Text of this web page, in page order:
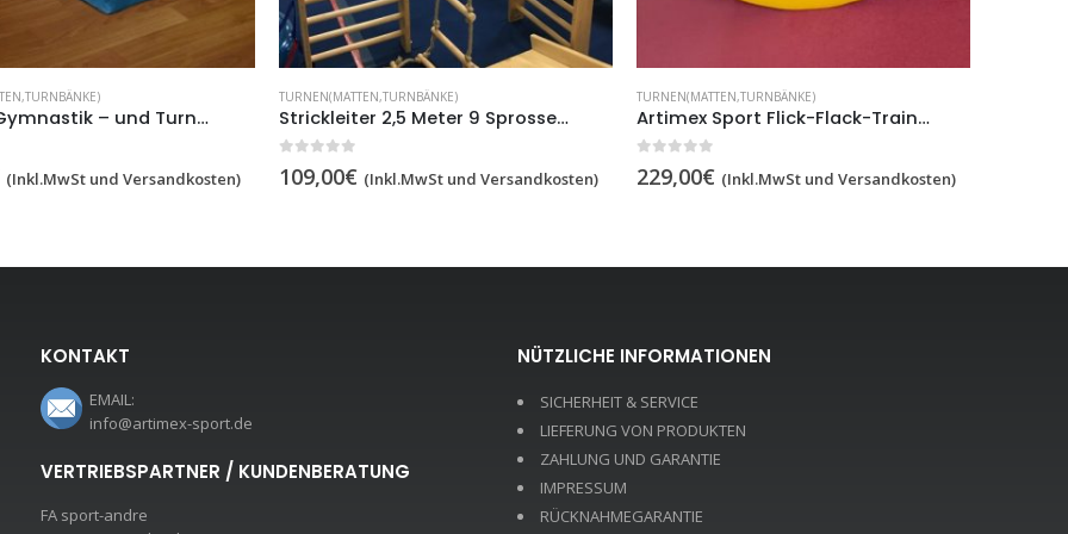
Weiche Gymnastik – und Turnmatte 5 cm ,2x1m, Artikelnummer 237
(Inkl.MwSt und Versandkosten)
TURNEN(MATTEN,TURNBÄNKE)
Strickleiter 2,5 Meter 9 Sprossen Kinder Schaukel,artikelnr.5436
109,00€ (Inkl.MwSt und Versandkosten)
TURNEN(MATTEN,TURNBÄNKE)
Artimex Sport Flick-Flack-Trainer,60x60x72 cm,Artiklenr. 5867
229,00€ (Inkl.MwSt und Versandkosten)
KONTAKT
EMAIL:
info@artimex-sport.de
VERTRIEBSPARTNER / KUNDENBERATUNG
FA sport-andre
NÜTZLICHE INFORMATIONEN
SICHERHEIT & SERVICE
LIEFERUNG VON PRODUKTEN
ZAHLUNG UND GARANTIE
IMPRESSUM
RÜCKNAHMEGARANTIE